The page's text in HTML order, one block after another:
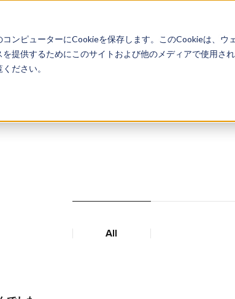
ンピューターにCookieを保存します。このCookieは、ウ
提供するためにこのサイトおよび他のメディアで使用さ
ださい。
About
All